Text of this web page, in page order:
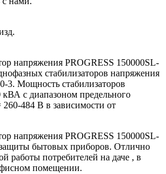
напряжения PROGRESS 150000SL-
стабилизаторов напряжения
3. Мощность стабилизаторов
кВА с диапазоном предельного
484 В в зависимости от
напряжения PROGRESS 150000SL-
защиты бытовых приборов. Отлично
работы потребителей на даче , в
помещении.